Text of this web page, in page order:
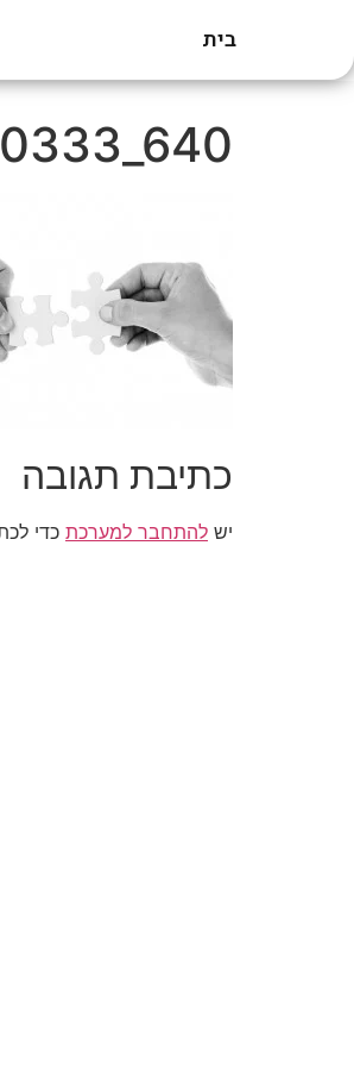
דילוג
בית
כתיבת תגובה
יש להתחבר למערכת כדי